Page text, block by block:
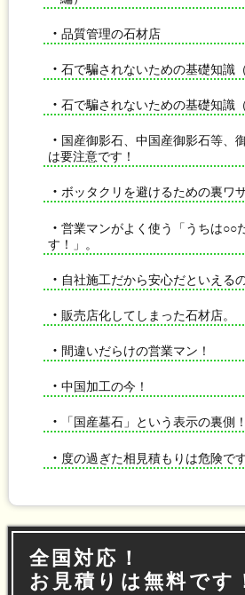
・品質管理の石材店
・石で騙されないための基礎知識
・石で騙されないための基礎知識
・ 国産御影石、中国産御影石等、
は要注意です！
・ボッタクリを避けるための裏ワザ
・営業マンがよく使う「うちは○○
す！」。
・ 自社施工だから安心だといえる
・ 販売店化してしまった石材店。
・ 間違いだらけの営業マン！
・中国加工の今！
・ 「国産墓石」という表示の裏側！
・ 度の過ぎた相見積もりは危険です
全国対応！
お見積りは無料です